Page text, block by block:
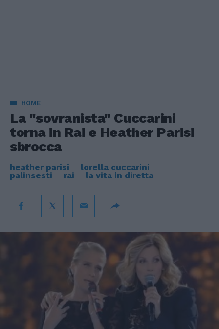
HOME
La "sovranista" Cuccarini
torna in Rai e Heather Parisi
sbrocca
heather parisi
lorella cuccarini
palinsesti
rai la vita in diretta